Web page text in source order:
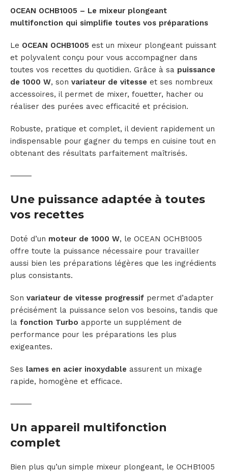
OCEAN OCHB1005 – Le mixeur plongeant
multifonction qui simplifie toutes vos préparations
Le OCEAN OCHB1005 est un mixeur plongeant puissant
et polyvalent conçu pour vous accompagner dans
toutes vos recettes du quotidien. Grâce à sa puissance
de 1000 W, son variateur de vitesse et ses nombreux
accessoires, il permet de mixer, fouetter, hacher ou
réaliser des purées avec efficacité et précision.
Robuste, pratique et complet, il devient rapidement un
indispensable pour gagner du temps en cuisine tout en
obtenant des résultats parfaitement maîtrisés.
⸻
Une puissance adaptée à toutes
vos recettes
Doté d’un moteur de 1000 W, le OCEAN OCHB1005
offre toute la puissance nécessaire pour travailler
aussi bien les préparations légères que les ingrédients
plus consistants.
Son variateur de vitesse progressif permet d’adapter
précisément la puissance selon vos besoins, tandis que
la fonction Turbo apporte un supplément de
performance pour les préparations les plus
exigeantes.
Ses lames en acier inoxydable assurent un mixage
rapide, homogène et efficace.
⸻
Un appareil multifonction
complet
Bien plus qu’un simple mixeur plongeant, le OCHB1005